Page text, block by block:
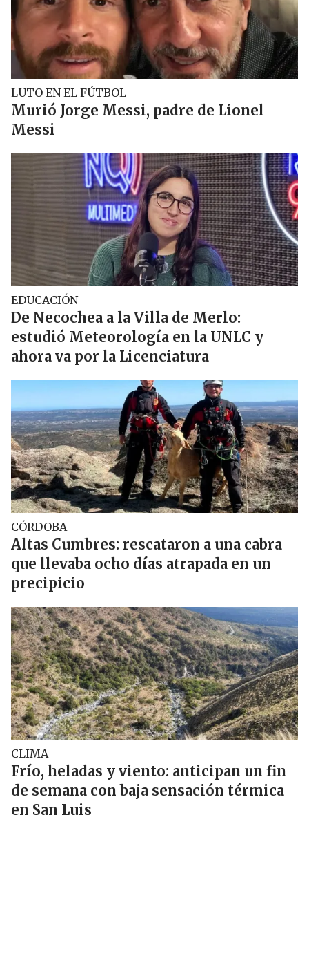
LUTO EN EL FÚTBOL
Murió Jorge Messi, padre de Lionel
Messi
EDUCACIÓN
De Necochea a la Villa de Merlo:
estudió Meteorología en la UNLC y
ahora va por la Licenciatura
CÓRDOBA
Altas Cumbres: rescataron a una cabra
que llevaba ocho días atrapada en un
precipicio
CLIMA
Frío, heladas y viento: anticipan un fin
de semana con baja sensación térmica
en San Luis